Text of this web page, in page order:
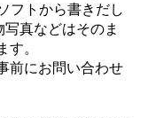
フトから書きだし
真などはそのま
す。
前にお問い合わせ